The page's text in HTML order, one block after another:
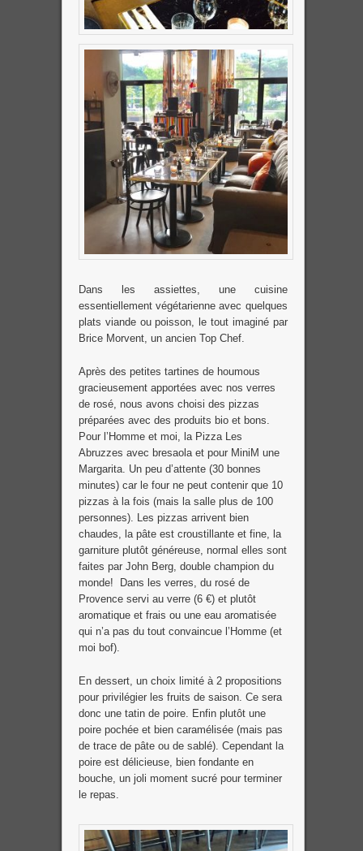
Dans les assiettes, une cuisine
essentiellement végétarienne avec quelques
plats viande ou poisson, le tout imaginé par
Brice Morvent, un ancien Top Chef.
Après des petites tartines de houmous
gracieusement apportées avec nos verres
de rosé, nous avons choisi des pizzas
préparées avec des produits bio et bons.
Pour l’Homme et moi, la Pizza Les
Abruzzes avec bresaola et pour MiniM une
Margarita. Un peu d’attente (30 bonnes
minutes) car le four ne peut contenir que 10
pizzas à la fois (mais la salle plus de 100
personnes). Les pizzas arrivent bien
chaudes, la pâte est croustillante et fine, la
garniture plutôt généreuse, normal elles sont
faites par John Berg, double champion du
monde! Dans les verres, du rosé de
Provence servi au verre (6 €) et plutôt
aromatique et frais ou une eau aromatisée
qui n’a pas du tout convaincue l’Homme (et
moi bof).
En dessert, un choix limité à 2 propositions
pour privilégier les fruits de saison. Ce sera
donc une tatin de poire. Enfin plutôt une
poire pochée et bien caramélisée (mais pas
de trace de pâte ou de sablé). Cependant la
poire est délicieuse, bien fondante en
bouche, un joli moment sucré pour terminer
le repas.